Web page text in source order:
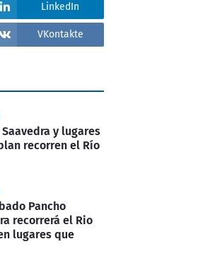
LinkedIn
VKontakte
Saavedra y lugares
recorren el Río
Pancho
recorrerá el Rio
lugares que